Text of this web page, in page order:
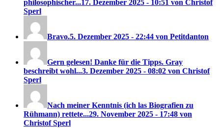
philosophischer...17. Dezember 2025 - 10:51 von Christof
Sperl
Bravo.5. Dezember 2025 - 22:44 von Petitdanton
Gern gelesen! Danke für die Tipps. Gray
beschreibt wohl...3. Dezember 2025 - 08:02 von Christof
Sperl
Nach meiner Kenntnis (ich las Biografien zu
Rühmann) rettete...29. November 2025 - 17:48 von
Christof Sperl